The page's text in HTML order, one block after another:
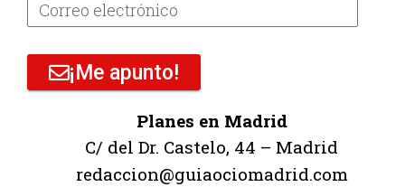
¡Me apunto!
Planes en Madrid
C/ del Dr. Castelo, 44 – Madrid
redaccion@guiaociomadrid.com